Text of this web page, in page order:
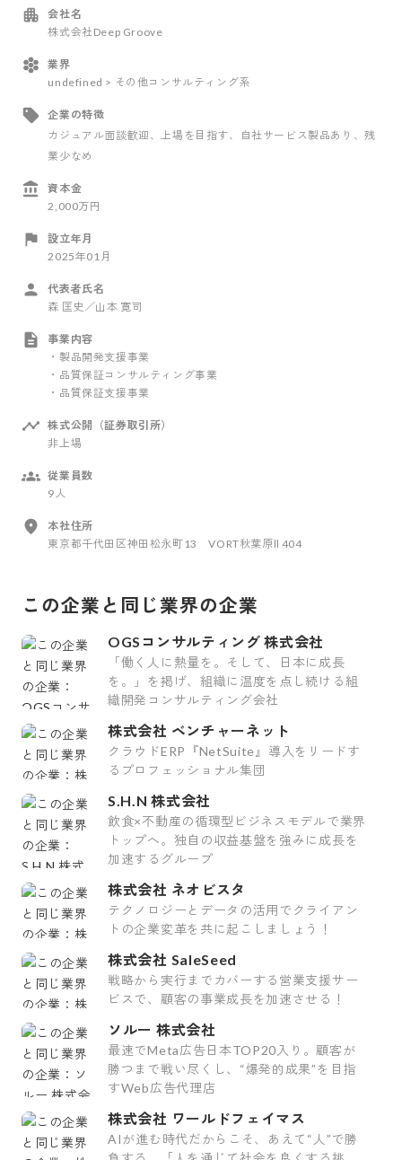
会社名
株式会社Deep Groove
業界
undefined > その他コンサルティング系
企業の特徴
カジュアル面談歓迎 、上場を目指す、自社サービス製品あり 、残
業少なめ
資本金
2,000万円
設立年月
2025年01月
代表者氏名
森 匡史／山本 寛司
事業内容
・製品開発支援事業
・品質保証コンサルティング事業
・品質保証支援事業
株式公開（証券取引所）
非上場
従業員数
9人
本社住所
東京都千代田区神田松永町13 VORT秋葉原Ⅱ 404
この企業と同じ業界の企業
OGSコンサルティング 株式会社
「働く人に熱量を。そして、日本に成長
を。」を掲げ、組織に温度を点し続ける組
織開発コンサルティング会社
株式会社 ベンチャーネット
クラウドERP『NetSuite』導入をリードす
るプロフェッショナル集団
S.H.N 株式会社
飲食×不動産の循環型ビジネスモデルで業界
トップへ。独自の収益基盤を強みに成長を
加速するグループ
株式会社 ネオビスタ
テクノロジーとデータの活用でクライアン
トの企業変革を共に起こしましょう！
株式会社 SaleSeed
戦略から実行までカバーする営業支援サー
ビスで、顧客の事業成長を加速させる！
ソルー 株式会社
最速でMeta広告日本TOP20入り。顧客が
勝つまで戦い尽くし、“爆発的成果”を目指
すWeb広告代理店
株式会社 ワールドフェイマス
AIが進む時代だからこそ、あえて“人”で勝